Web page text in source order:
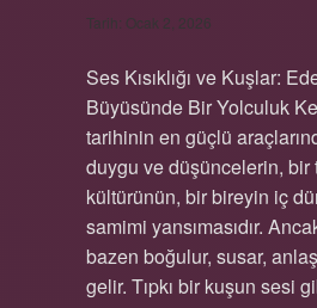
Tarih: Ocak 2, 2026
Ses Kısıklığı ve Kuşlar:
Büyüsünde Bir Yolculuk
tarihinin en güçlü
duygu ve düşüncelerin, bir
kültürünün, bir bireyin iç
samimi yansımasıdır.
bazen boğulur, susar,
gelir. Tıpkı bir kuşun sesi